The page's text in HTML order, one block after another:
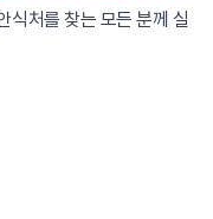
식처를 찾는 모든 분께 실